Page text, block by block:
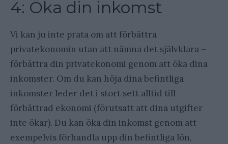
4: Öka din inkomst
Vi kan ju inte prata om att förbättra
privatekonomin utan att nämna det självklara –
förbättra din privatekonomi genom att öka dina
inkomster. Om du kan höja dina befintliga
inkomster leder det i stort sett alltid till
förbättrad ekonomi (förutsatt att dina utgifter
inte ökar). Du kan öka din inkomst genom att
exempelvis förhandla upp din befintliga lön,